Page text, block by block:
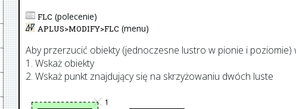
FLC (polecenie)
APLUS>MODIFY>FLC (menu)
Aby przerzucić obiekty (jednoczesne lustro w pionie i poziomie)
1. Wskaż obiekty
2. Wskaż punkt znajdujący się na skrzyżowaniu dwóch luste